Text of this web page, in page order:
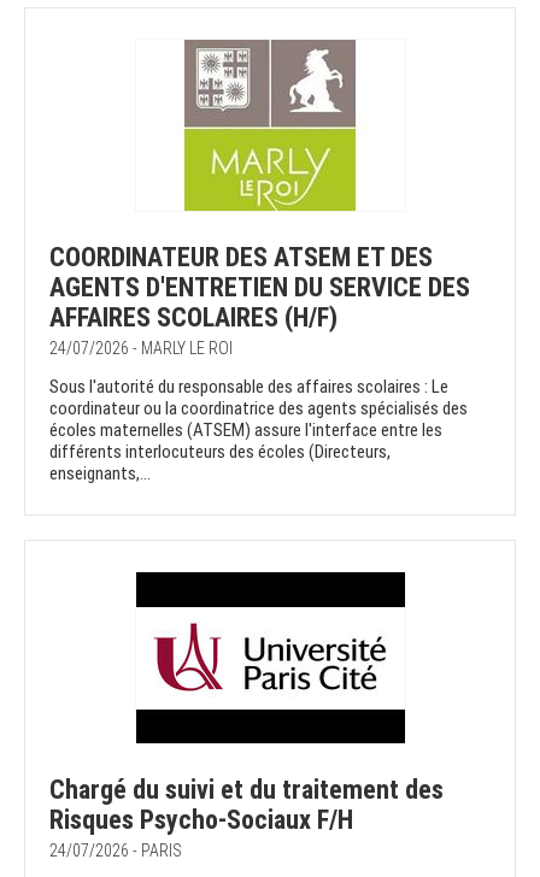
COORDINATEUR DES ATSEM ET DES
AGENTS D'ENTRETIEN DU SERVICE DES
AFFAIRES SCOLAIRES (H/F)
24/07/2026 - MARLY LE ROI
Sous l'autorité du responsable des affaires scolaires : Le
coordinateur ou la coordinatrice des agents spécialisés des
écoles maternelles (ATSEM) assure l'interface entre les
différents interlocuteurs des écoles (Directeurs,
enseignants,...
Chargé du suivi et du traitement des
Risques Psycho-Sociaux F/H
24/07/2026 - PARIS